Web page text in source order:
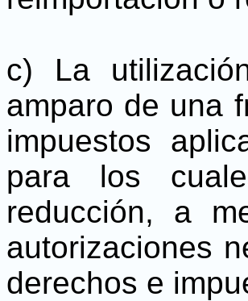
c) La
amparo de una
impuestos
para los
reducción, a
autorizaciones
derechos e